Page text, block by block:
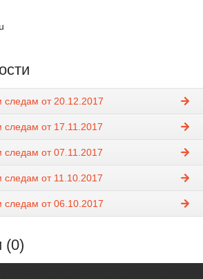
следам от 20.12.2017
следам от 17.11.2017
следам от 07.11.2017
следам от 11.10.2017
следам от 06.10.2017
(0)